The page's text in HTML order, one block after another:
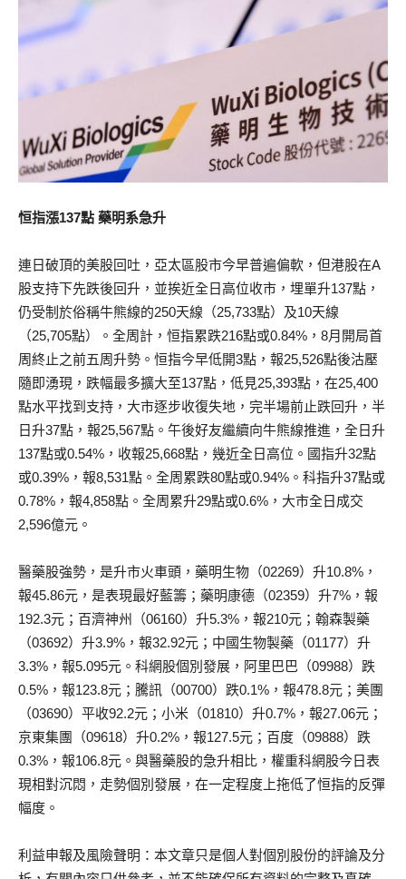
恒指漲137點 藥明系急升
連日破頂的美股回吐，亞太區股市今早普遍偏軟，但港股在A
股支持下先跌後回升，並挨近全日高位收市，埋單升137點，
仍受制於俗稱牛熊線的250天線（25,733點）及10天線
（25,705點）。全周計，恒指累跌216點或0.84%，8月開局首
周終止之前五周升勢。恒指今早低開3點，報25,526點後沽壓
隨即湧現，跌幅最多擴大至137點，低見25,393點，在25,400
點水平找到支持，大市逐步收復失地，完半場前止跌回升，半
日升37點，報25,567點。午後好友繼續向牛熊線推進，全日升
137點或0.54%，收報25,668點，幾近全日高位。國指升32點
或0.39%，報8,531點。全周累跌80點或0.94%。科指升37點或
0.78%，報4,858點。全周累升29點或0.6%，大市全日成交
2,596億元。
醫藥股強勢，是升市火車頭，藥明生物（02269）升10.8%，
報45.86元，是表現最好藍籌；藥明康德（02359）升7%，報
192.3元；百濟神州（06160）升5.3%，報210元；翰森製藥
（03692）升3.9%，報32.92元；中國生物製藥（01177）升
3.3%，報5.095元。科網股個別發展，阿里巴巴（09988）跌
0.5%，報123.8元；騰訊（00700）跌0.1%，報478.8元；美團
（03690）平收92.2元；小米（01810）升0.7%，報27.06元；
京東集團（09618）升0.2%，報127.5元；百度（09888）跌
0.3%，報106.8元。與醫藥股的急升相比，權重科網股今日表
現相對沉悶，走勢個別發展，在一定程度上拖低了恒指的反彈
幅度。
利益申報及風險聲明：本文章只是個人對個別股份的評論及分